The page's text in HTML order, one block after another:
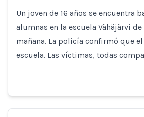
Un joven de 16 años se encuentra
alumnas en la escuela Vähäjärvi
mañana. La policía confirmó que
escuela. Las víctimas, todas